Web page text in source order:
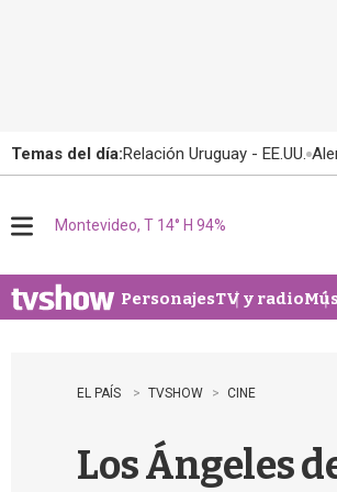
Temas del día:Relación Uruguay - EE.UU.
u
Montevideo, T 14° H 94%
PersonajesTV y radio
EL PAÍS TVSHOW CINE
Los Ángeles